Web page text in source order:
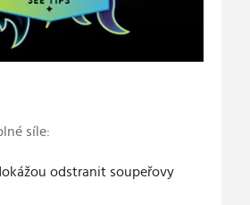
síle:
odstranit soupeřovy